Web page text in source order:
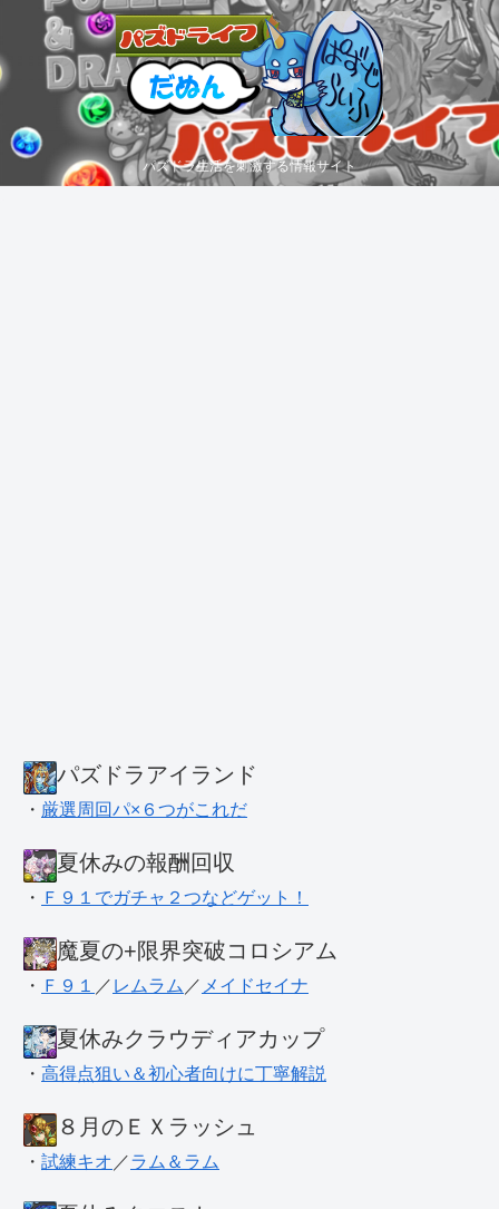
パズドラ生活を刺激する情報サイト
パズドラアイランド
・ 厳選周回パ×６つがこれだ
夏休みの報酬回収
・ Ｆ９１でガチャ２つなどゲット！
魔夏の+限界突破コロシアム
・ Ｆ９１ ／ レムラム ／ メイドセイナ
夏休みクラウディアカップ
・ 高得点狙い＆初心者向けに丁寧解説
８月のＥＸラッシュ
・ 試練キオ ／ラム＆ラム